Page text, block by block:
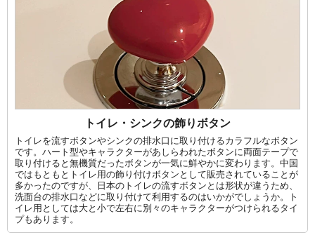
トイレ・シンクの飾りボタン
トイレを流すボタンやシンクの排水口に取り付けるカラフルなボタン
です。ハート型やキャラクターがあしらわれたボタンに両面テープで
取り付けると無機質だったボタンが一気に鮮やかに変わります。中国
ではもともとトイレ用の飾り付けボタンとして販売されていることが
多かったのですが、日本のトイレの流すボタンとは形状が違うため、
洗面台の排水口などに取り付けて利用するのはいかがでしょうか。ト
イレ用としては大と小で左右に別々のキャラクターがつけられるタイ
プもあります。